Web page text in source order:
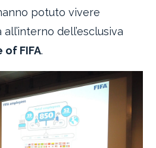
potuto vivere
dell’esclusiva
of FIFA.